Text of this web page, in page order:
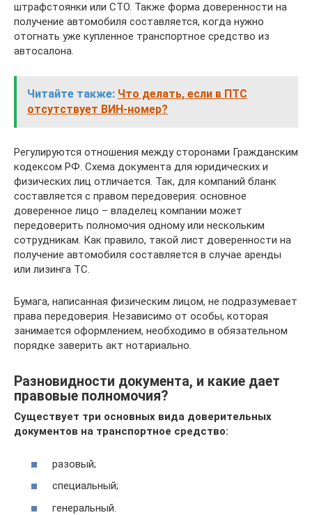
штрафстоянки или СТО. Также форма доверенности на
получение автомобиля составляется, когда нужно
отогнать уже купленное транспортное средство из
автосалона.
Читайте также: Что делать, если в ПТС
отсутствует ВИН-номер?
Регулируются отношения между сторонами Гражданским
кодексом РФ. Схема документа для юридических и
физических лиц отличается. Так, для компаний бланк
составляется с правом передоверия: основное
доверенное лицо – владелец компании может
передоверить полномочия одному или нескольким
сотрудникам. Как правило, такой лист доверенности на
получение автомобиля составляется в случае аренды
или лизинга ТС.
Бумага, написанная физическим лицом, не подразумевает
права передоверия. Независимо от особы, которая
занимается оформлением, необходимо в обязательном
порядке заверить акт нотариально.
Разновидности документа, и какие дает
правовые полномочия?
Существует три основных вида доверительных
документов на транспортное средство:
разовый;
специальный;
генеральный.